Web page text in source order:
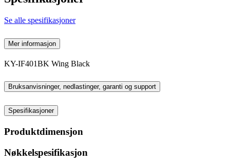
Se alle spesifikasjoner
Mer informasjon
KY-IF401BK Wing Black
Bruksanvisninger, nedlastinger, garanti og support
Spesifikasjoner
Produktdimensjon
Nøkkelspesifikasjon